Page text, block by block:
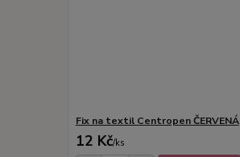
Fix na textil Centropen ČERVENÁ
12 Kč/ks